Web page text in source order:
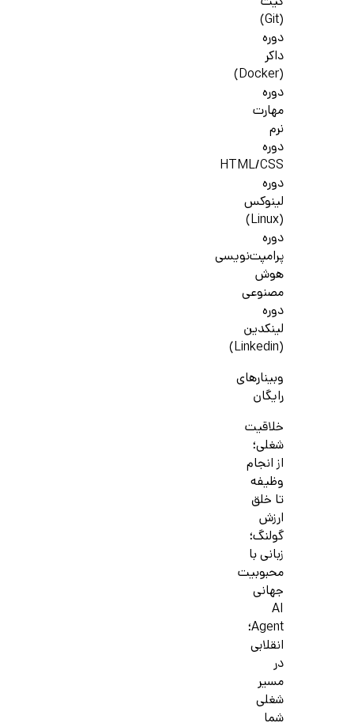
(Git)
دوره
داکر
(Docker)
دوره
مهارت
نرم
دوره
HTML/CSS
دوره
لینوکس
(Linux)
دوره
پرامپت‌نویسی
هوش
مصنوعی
دوره
لینکدین
(Linkedin)
وبینارهای
رایگان
خلاقیت
شغلی؛
از انجام
وظیفه
تا خلق
ارزش
گولنگ؛
زبانی با
محبوبیت
جهانی
AI
Agent؛
انقلابی
در
مسیر
شغلی